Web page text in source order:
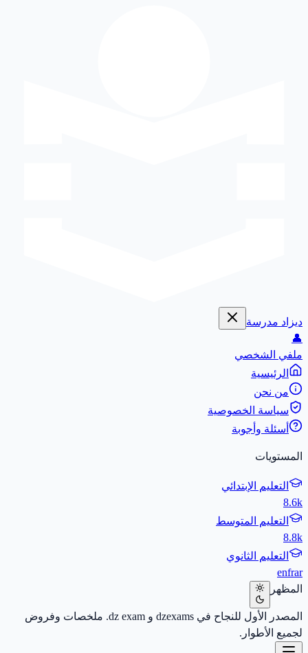
ديزاد مدرسة
👤
ملفي الشخصي
الرئيسية
من نحن
سياسة الخصوصية
أسئلة وأجوبة
المستويات
التعليم الإبتدائي
8.6k
التعليم المتوسط
8.8k
التعليم الثانوي
enfrar
المظهر
المصدر الأول للنجاح في dzexams و dz exam. ملخصات وفروض
لجميع الأطوار.